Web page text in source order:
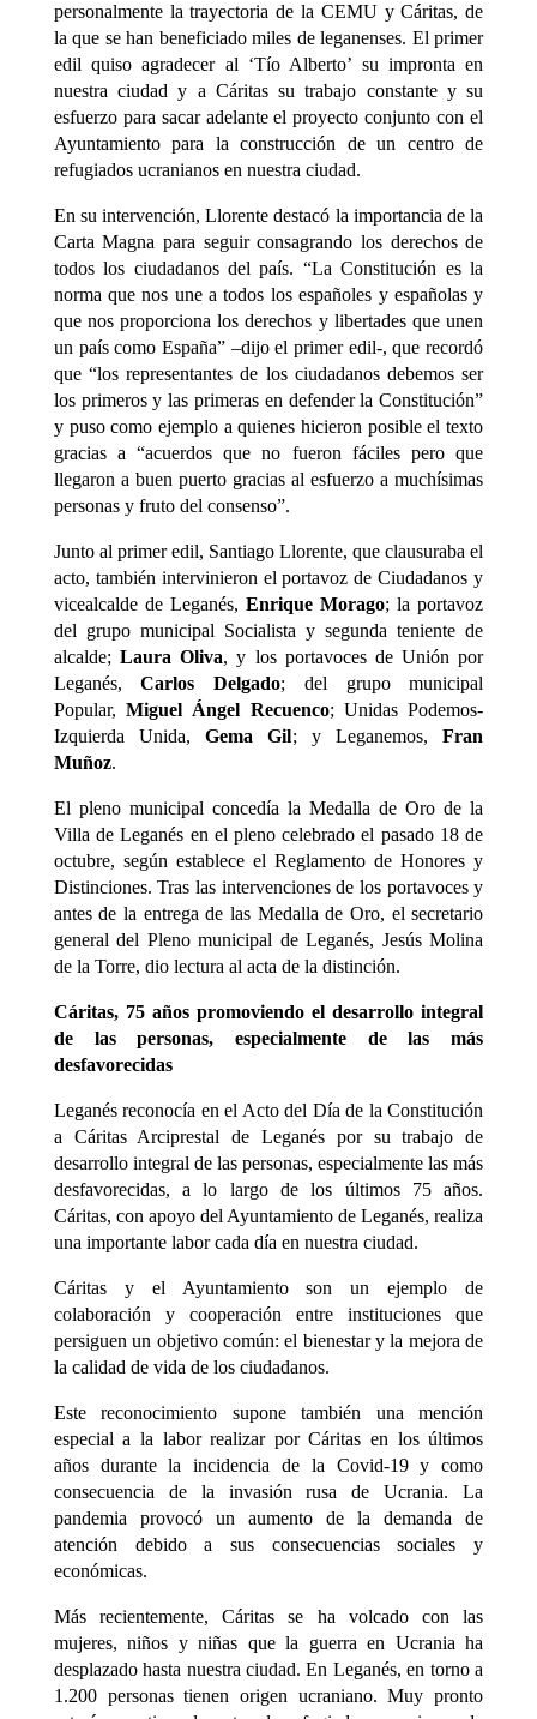
personalmente la trayectoria de la CEMU y Cáritas, de
la que se han beneficiado miles de leganenses. El primer
edil quiso agradecer al ‘Tío Alberto’ su impronta en
nuestra ciudad y a Cáritas su trabajo constante y su
esfuerzo para sacar adelante el proyecto conjunto con el
Ayuntamiento para la construcción de un centro de
refugiados ucranianos en nuestra ciudad.
En su intervención, Llorente destacó la importancia de la
Carta Magna para seguir consagrando los derechos de
todos los ciudadanos del país. “La Constitución es la
norma que nos une a todos los españoles y españolas y
que nos proporciona los derechos y libertades que unen
un país como España” –dijo el primer edil-, que recordó
que “los representantes de los ciudadanos debemos ser
los primeros y las primeras en defender la Constitución”
y puso como ejemplo a quienes hicieron posible el texto
gracias a “acuerdos que no fueron fáciles pero que
llegaron a buen puerto gracias al esfuerzo a muchísimas
personas y fruto del consenso”.
Junto al primer edil, Santiago Llorente, que clausuraba el
acto, también intervinieron el portavoz de Ciudadanos y
vicealcalde de Leganés, Enrique Morago; la portavoz
del grupo municipal Socialista y segunda teniente de
alcalde; Laura Oliva, y los portavoces de Unión por
Leganés,Carlos Delgado; del grupo municipal
Popular,Miguel Ángel Recuenco; Unidas Podemos-
Izquierda Unida,Gema Gil; y Leganemos,Fran
Muñoz.
El pleno municipal concedía la Medalla de Oro de la
Villa de Leganés en el pleno celebrado el pasado 18 de
octubre, según establece el Reglamento de Honores y
Distinciones. Tras las intervenciones de los portavoces y
antes de la entrega de las Medalla de Oro, el secretario
general del Pleno municipal de Leganés, Jesús Molina
de la Torre, dio lectura al acta de la distinción.
Cáritas, 75 años promoviendo el desarrollo integral
de las personas, especialmente de las más
desfavorecidas
Leganés reconocía en el Acto del Día de la Constitución
a Cáritas Arciprestal de Leganés por su trabajo de
desarrollo integral de las personas, especialmente las más
desfavorecidas, a lo largo de los últimos 75 años.
Cáritas, con apoyo del Ayuntamiento de Leganés, realiza
una importante labor cada día en nuestra ciudad.
Cáritas y el Ayuntamiento son un ejemplo de
colaboración y cooperación entre instituciones que
persiguen un objetivo común: el bienestar y la mejora de
la calidad de vida de los ciudadanos.
Este reconocimiento supone también una mención
especial a la labor realizar por Cáritas en los últimos
años durante la incidencia de la Covid-19 y como
consecuencia de la invasión rusa de Ucrania. La
pandemia provocó un aumento de la demanda de
atención debido a sus consecuencias sociales y
económicas.
Más recientemente, Cáritas se ha volcado con las
mujeres, niños y niñas que la guerra en Ucrania ha
desplazado hasta nuestra ciudad. En Leganés, en torno a
1.200 personas tienen origen ucraniano. Muy pronto